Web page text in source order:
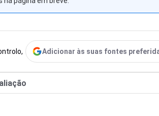
Adicionar às suas fontes